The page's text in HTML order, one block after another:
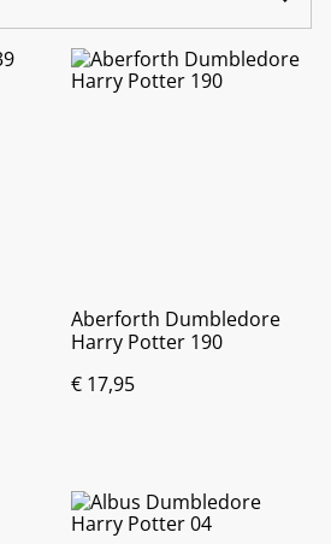
Aberforth Dumbledore
Harry Potter 190
€ 17,95